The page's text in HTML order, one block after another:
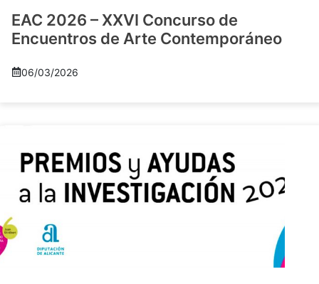
EAC 2026 – XXVI Concurso de
Encuentros de Arte Contemporáneo
06/03/2026